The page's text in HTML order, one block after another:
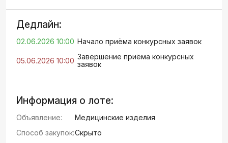
Дедлайн:
02.06.2026 10:00 Начало приёма конкурсных заявок
05.06.2026 10:00 Завершение приёма конкурсных
заявок
Информация о лоте:
Объявление:
Медицинские изделия
Способ закупок:Скрыто